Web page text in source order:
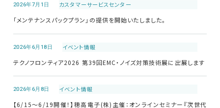
2026年7月1日 カスタマーサービスセンター
「メンテナンスパックプラン」の提供を開始いたしました。
2026年6月18日 イベント情報
テクノフロンティア2026 第39回EMC・ノイズ対策技術展に出展します
2026年6月8日 イベント情報
【6/15～6/19開催！】穂高電子(株)主催：オンラインセミナー『次世代